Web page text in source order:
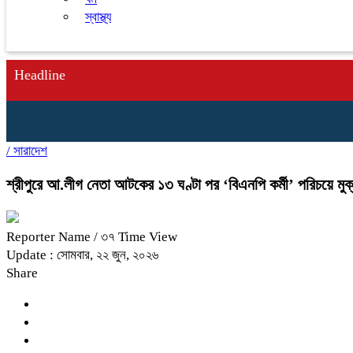
স্বাস্থ্য
Headline
/ সারাদেশ
শ্রীপুরে আ.লীগ নেতা আটকের ১৩ ঘণ্টা পর ‘বিএনপি কর্মী’ পরিচয়ে
Reporter Name / ৩৭ Time View
Update : সোমবার, ২২ জুন, ২০২৬
Share